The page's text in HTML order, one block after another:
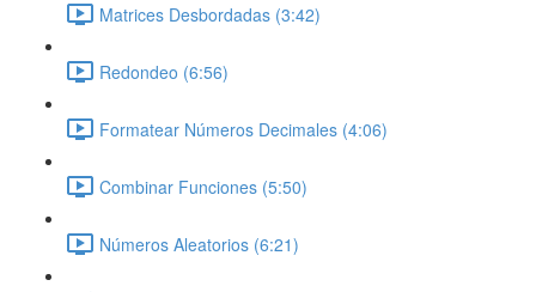
Matrices Desbordadas (3:42)
Redondeo (6:56)
Formatear Números Decimales (4:06)
Combinar Funciones (5:50)
Números Aleatorios (6:21)